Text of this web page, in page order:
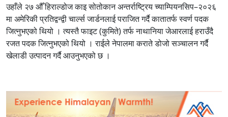
उहाँले २७ औँ हिराल्डोज काइ सोतोकान अन्तर्राष्ट्रिय च्याम्पियनसिप–२०२६
मा अमेरिकी प्रतिद्वन्द्वी चार्ल्स जार्डनलाई पराजित गर्दै कातातर्फ स्वर्ण पदक
जित्नुभएको थियो । त्यस्तै फाइट (कुमिते) तर्फ नाथानिया जेआरलाई हराउँदै
रजत पदक जित्नुभएको थियो । राईले नेपालमा कराते डोजो सञ्चालन गर्दै
खेलाडी उत्पादन गर्दै आउनुभएको छ ।